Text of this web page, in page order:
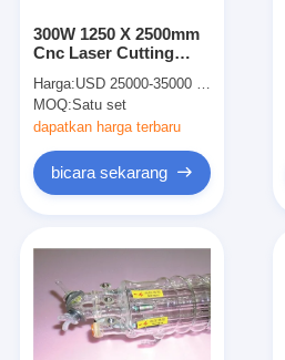
300W 1250 X 2500mm
Cnc Laser Cutting
Plywood
Harga:USD 25000-35000 Per Whole Set
MOQ:Satu set
dapatkan harga terbaru
bicara sekarang